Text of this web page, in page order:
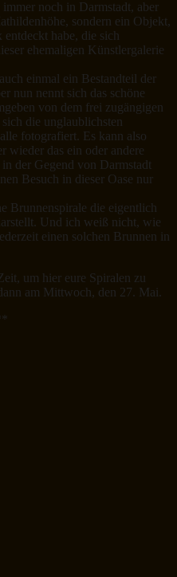
noch in Darmstadt, aber
sondern ein Objekt,
habe, die sich
ehemaligen Künstlergalerie
einmal ein Bestandteil der
nun nennt sich das schöne
von dem frei zugängigen
die unglaublichsten
fotografiert. Es kann also
wieder das ein oder andere
der Gegend von Darmstadt
Besuch in dieser Oase nur
Brunnenspirale die eigentlich
Und ich weiß nicht, wie
einen solchen Brunnen in
um hier eure Spiralen zu
am Mittwoch, den 27. Mai.